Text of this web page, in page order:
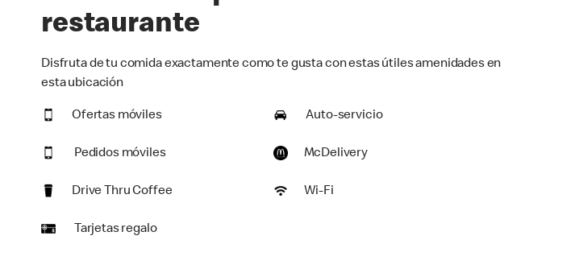
restaurante
Disfruta de tu comida exactamente como te gusta con estas útiles amenidades en
esta ubicación
Ofertas móviles Auto-servicio
Pedidos móviles McDelivery
Drive Thru Coffee Wi-Fi
Tarjetas regalo